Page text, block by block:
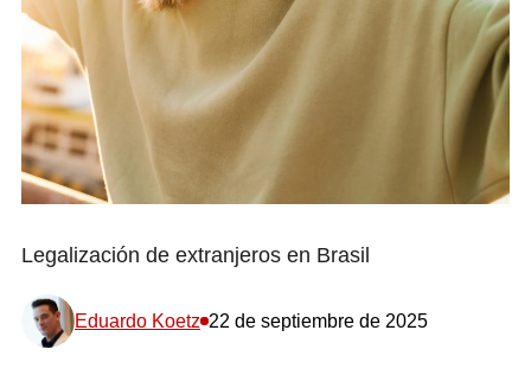
Legalización de extranjeros en Brasil
Eduardo Koetz 22 de septiembre de 2025